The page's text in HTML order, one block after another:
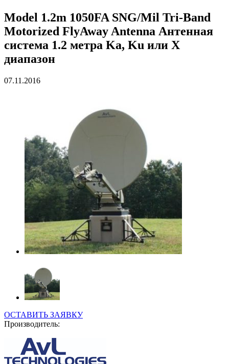
Model 1.2m 1050FA SNG/Mil Tri-Band
Motorized FlyAway Antenna Антенная
система 1.2 метра Ka, Ku или X
диапазон
07.11.2016
ОСТАВИТЬ ЗАЯВКУ
Производитель: